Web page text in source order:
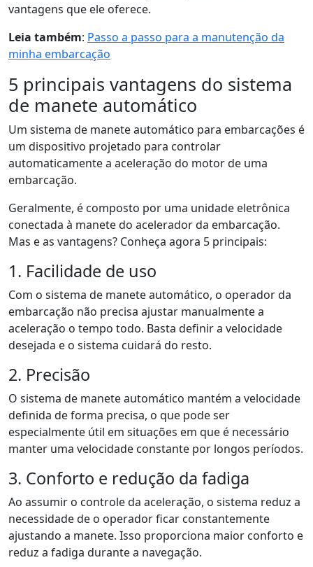
vantagens que ele oferece.
Leia também: Passo a passo para a manutenção da
minha embarcação
5 principais vantagens do sistema
de manete automático
Um sistema de manete automático para embarcações é
um dispositivo projetado para controlar
automaticamente a aceleração do motor de uma
embarcação.
Geralmente, é composto por uma unidade eletrônica
conectada à manete do acelerador da embarcação.
Mas e as vantagens? Conheça agora 5 principais:
1. Facilidade de uso
Com o sistema de manete automático, o operador da
embarcação não precisa ajustar manualmente a
aceleração o tempo todo. Basta definir a velocidade
desejada e o sistema cuidará do resto.
2. Precisão
O sistema de manete automático mantém a velocidade
definida de forma precisa, o que pode ser
especialmente útil em situações em que é necessário
manter uma velocidade constante por longos períodos.
3. Conforto e redução da fadiga
Ao assumir o controle da aceleração, o sistema reduz a
necessidade de o operador ficar constantemente
ajustando a manete. Isso proporciona maior conforto e
reduz a fadiga durante a navegação.